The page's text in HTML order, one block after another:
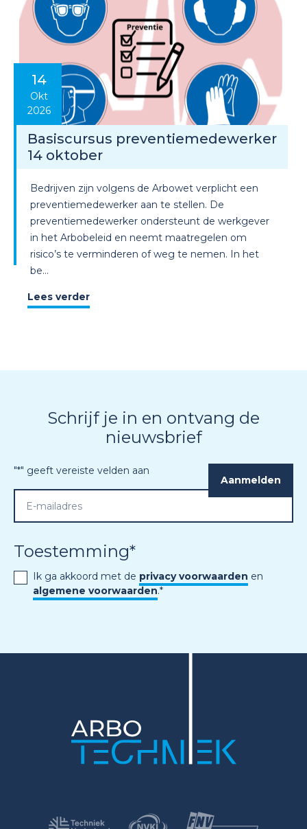
14
Okt
2026
Basiscursus preventiemedewerker
14 oktober
Bedrijven zijn volgens de Arbowet verplicht een
preventiemedewerker aan te stellen. De
preventiemedewerker ondersteunt de werkgever
in het Arbobeleid en neemt maatregelen om
risico’s te verminderen of weg te nemen. In het
be...
Lees verder
Schrijf je in en ontvang de
nieuwsbrief
"*" geeft vereiste velden aan
Toestemming*
Ik ga akkoord met de privacy voorwaarden en
algemene voorwaarden.*